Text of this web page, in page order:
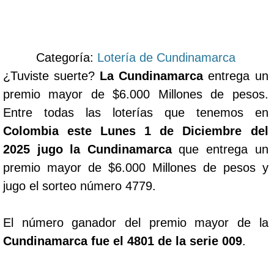
Categoría: Lotería de Cundinamarca
¿Tuviste suerte? La Cundinamarcaentrega un
premio mayor de $6.000 Millones de pesos.
Entre todas las loterías que tenemos en
Colombia este Lunes 1 de Diciembre del
2025 jugo la Cundinamarcaque entrega un
premio mayor de $6.000 Millones de pesos y
jugo el sorteo número 4779.
El número ganador del premio mayor de la
Cundinamarca fue el 4801 de la serie 009.